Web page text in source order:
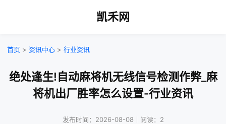
凯禾网
首页 > 资讯中心 > 行业资讯
绝处逢生!自动麻将机无线信号检测作弊_麻
将机出厂胜率怎么设置-行业资讯
发布时间：2026-08-08｜阅读：2